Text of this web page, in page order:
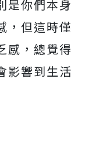
是你們本身
，但這時僅
感，總覺得
影響到生活